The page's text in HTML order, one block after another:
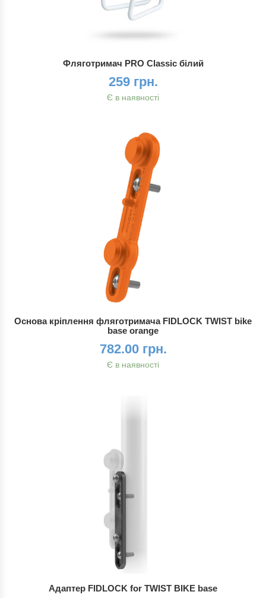
Фляготримач PRO Classic білий
259 грн.
Є в наявності
Основа кріплення фляготримача FIDLOCK TWIST bike
base orange
782.00 грн.
Є в наявності
Адаптер FIDLOCK for TWIST BIKE base